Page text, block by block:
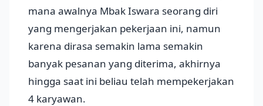
mana awalnya Mbak Iswara seorang diri
yang mengerjakan pekerjaan ini, namun
karena dirasa semakin lama semakin
banyak pesanan yang diterima, akhirnya
hingga saat ini beliau telah mempekerjakan
4 karyawan.